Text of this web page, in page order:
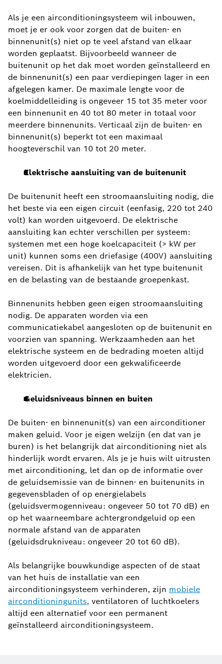
Als je een airconditioningsysteem wil inbouwen,
moet je er ook voor zorgen dat de buiten- en
binnenunit(s) niet op te veel afstand van elkaar
worden geplaatst. Bijvoorbeeld wanneer de
buitenunit op het dak moet worden geïnstalleerd en
de binnenunit(s) een paar verdiepingen lager in een
afgelegen kamer. De maximale lengte voor de
koelmiddelleiding is ongeveer 15 tot 35 meter voor
een binnenunit en 40 tot 80 meter in totaal voor
meerdere binnenunits. Verticaal zijn de buiten- en
binnenunit(s) beperkt tot een maximaal
hoogteverschil van 10 tot 20 meter.
Elektrische aansluiting van de buitenunit
De buitenunit heeft een stroomaansluiting nodig, die
het beste via een eigen circuit (eenfasig, 220 tot 240
volt) kan worden uitgevoerd. De elektrische
aansluiting kan echter verschillen per systeem:
systemen met een hoge koelcapaciteit (> kW per
unit) kunnen soms een driefasige (400V) aansluiting
vereisen. Dit is afhankelijk van het type buitenunit
en de belasting van de bestaande groepenkast.
Binnenunits hebben geen eigen stroomaansluiting
nodig. De apparaten worden via een
communicatiekabel aangesloten op de buitenunit en
voorzien van spanning. Werkzaamheden aan het
elektrische systeem en de bedrading moeten altijd
worden uitgevoerd door een gekwalificeerde
elektricien.
Geluidsniveaus binnen en buiten
De buiten- en binnenunit(s) van een airconditioner
maken geluid. Voor je eigen welzijn (en dat van je
buren) is het belangrijk dat airconditioning niet als
hinderlijk wordt ervaren. Als je je huis wilt uitrusten
met airconditioning, let dan op de informatie over
de geluidsemissie van de binnen- en buitenunits in
gegevensbladen of op energielabels
(geluidsvermogenniveau: ongeveer 50 tot 70 dB) en
op het waarneembare achtergrondgeluid op een
normale afstand van de apparaten
(geluidsdrukniveau: ongeveer 20 tot 60 dB).
Als belangrijke bouwkundige aspecten of de staat
van het huis de installatie van een
airconditioningsysteem verhinderen, zijn mobiele
airconditioningunits, ventilatoren of luchtkoelers
altijd een alternatief voor een permanent
geïnstalleerd airconditioningsysteem.